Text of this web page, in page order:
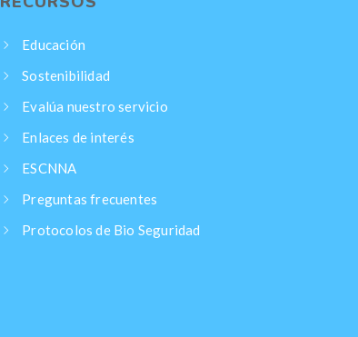
Educación
Sostenibilidad
Evalúa nuestro servicio
Enlaces de interés
ESCNNA
Preguntas frecuentes
Protocolos de Bio Seguridad